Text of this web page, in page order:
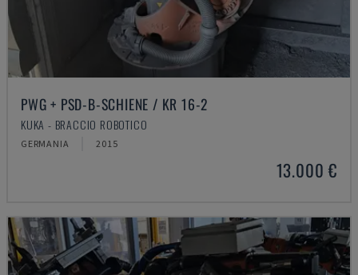
PWG + PSD-B-SCHIENE / KR 16-2
KUKA - BRACCIO ROBOTICO
GERMANIA 2015
13.000 €